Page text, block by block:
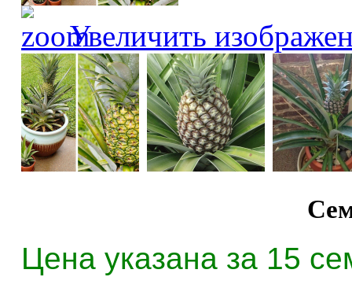
Увеличить
Цена указана за 15